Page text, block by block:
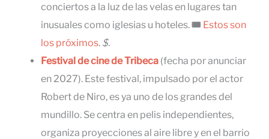
conciertos a la luz de las velas en lugares tan
inusuales como iglesias u hoteles.🎟 Estos son
los próximos. $.
Festival de cine de Tribeca (fecha por anunciar
en 2027). Este festival, impulsado por el actor
Robert de Niro, es ya uno de los grandes del
mundillo. Se centra en pelis independientes,
organiza proyecciones al aire libre y en el barrio